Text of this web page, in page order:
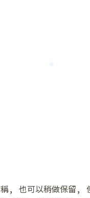
, 也可以稍做保留,